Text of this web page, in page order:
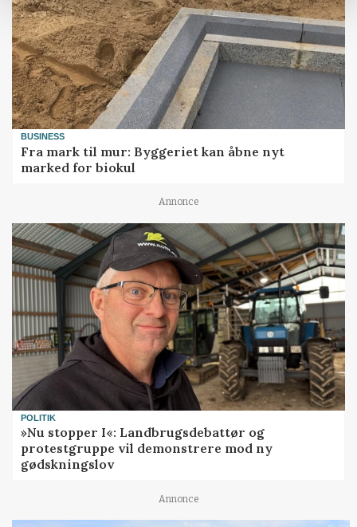
BUSINESS
Fra mark til mur: Byggeriet kan åbne nyt
marked for biokul
Annonce
POLITIK
»Nu stopper I«: Landbrugsdebattør og
protestgruppe vil demonstrere mod ny
gødskningslov
Annonce